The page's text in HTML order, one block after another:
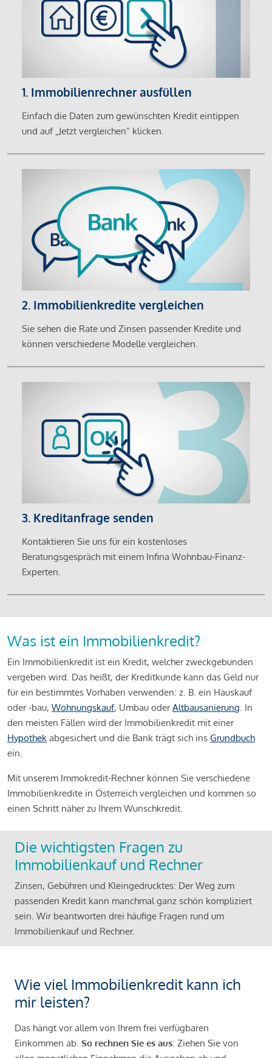
1. Immobilienrechner ausfüllen
Einfach die Daten zum gewünschten Kredit eintippen
und auf „Jetzt vergleichen“ klicken.
2. Immobilienkredite vergleichen
Sie sehen die Rate und Zinsen passender Kredite und
können verschiedene Modelle vergleichen.
3. Kreditanfrage senden
Kontaktieren Sie uns für ein kostenloses
Beratungsgespräch mit einem Infina Wohnbau-Finanz-
Experten.
Was ist ein Immobilienkredit?
Ein Immobilienkredit ist ein Kredit, welcher zweckgebunden
vergeben wird. Das heißt, der Kreditkunde kann das Geld nur
für ein bestimmtes Vorhaben verwenden: z. B. ein Hauskauf
oder -bau, Wohnungskauf, Umbau oderAltbausanierung. In
den meisten Fällen wird der Immobilienkredit mit einer
Hypothek abgesichert und die Bank trägt sich ins Grundbuch
ein.
Mit unserem Immokredit-Rechner können Sie verschiedene
Immobilienkredite in Österreich vergleichen und kommen so
einen Schritt näher zu Ihrem Wunschkredit.
Die wichtigsten Fragen zu
Immobilienkauf und Rechner
Zinsen, Gebühren und Kleingedrucktes: Der Weg zum
passenden Kredit kann manchmal ganz schön kompliziert
sein. Wir beantworten drei häufige Fragen rund um
Immobilienkauf und Rechner.
Wie viel Immobilienkredit kann ich
mir leisten?
Das hängt vor allem von Ihrem frei verfügbaren
Einkommen ab. So rechnen Sie es aus: Ziehen Sie von